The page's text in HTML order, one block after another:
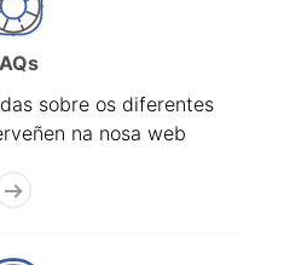
sobre os diferentes
na nosa web